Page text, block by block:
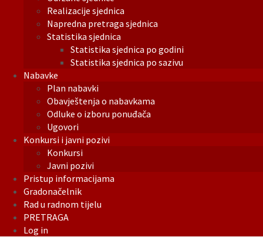
Realizacije sjednica
Napredna pretraga sjednica
Statistika sjednica
Statistika sjednica po godini
Statistika sjednica po sazivu
Nabavke
Plan nabavki
Obavještenja o nabavkama
Odluke o izboru ponuđača
Ugovori
Konkursi i javni pozivi
Konkursi
Javni pozivi
Pristup informacijama
Gradonačelnik
Rad u radnom tijelu
PRETRAGA
Log in